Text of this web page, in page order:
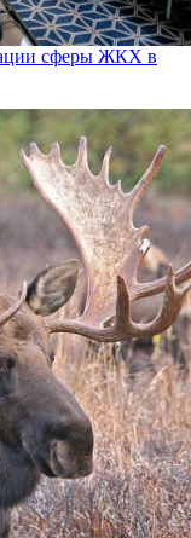
сферы ЖКХ в